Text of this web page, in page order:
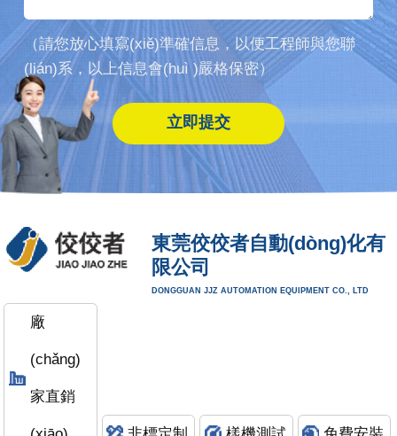
（請您放心填寫(xiě)準確信息，以便工程師與您聯
(lián)系，以上信息會(huì )嚴格保密）
東莞佼佼者自動(dòng)化有
限公司
DONGGUAN JJZ AUTOMATION EQUIPMENT CO., LTD
廠
(chǎng)
家直銷